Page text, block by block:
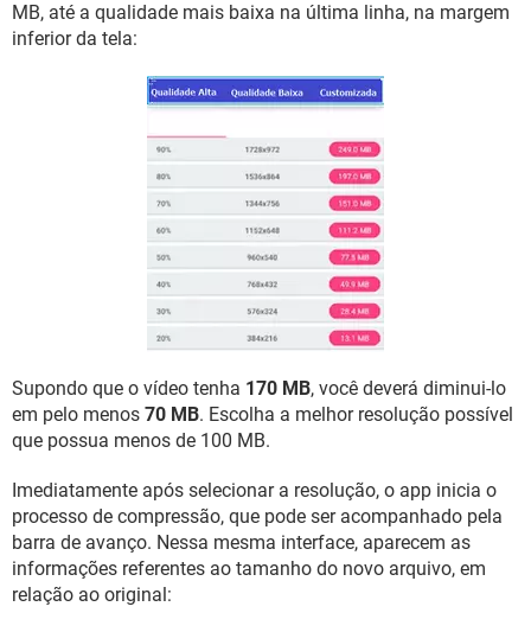
MB, até a qualidade mais baixa na última linha, na margem
inferior da tela:
Supondo que o vídeo tenha 170 MB, você deverá diminui-lo
em pelo menos 70 MB. Escolha a melhor resolução possível
que possua menos de 100 MB.
Imediatamente após selecionar a resolução, o app inicia o
processo de compressão, que pode ser acompanhado pela
barra de avanço. Nessa mesma interface, aparecem as
informações referentes ao tamanho do novo arquivo, em
relação ao original: